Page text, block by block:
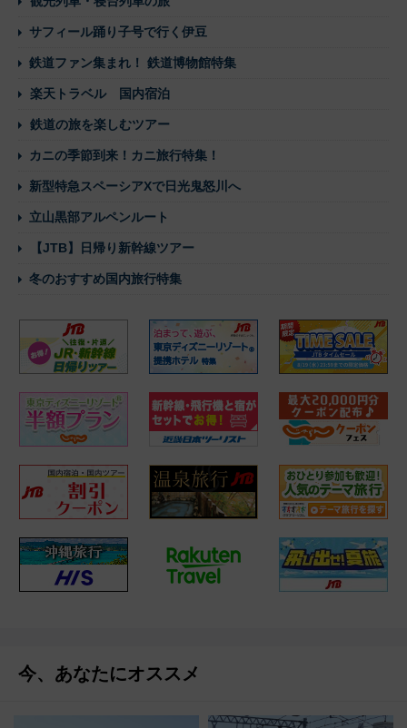
サフィール踊り子号で行く伊豆
鉄道ファン集まれ！ 鉄道博物館特集
楽天トラベル 国内宿泊
鉄道の旅を楽しむツアー
カニの季節到来！カニ旅行特集！
新型特急スペーシアXで日光鬼怒川へ
立山黒部アルペンルート
【JTB】日帰り新幹線ツアー
冬のおすすめ国内旅行特集
今、あなたにオススメ